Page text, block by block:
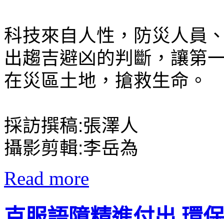
科技來自人性，防災人員
出趨吉避凶的判斷，讓第
在災區土地，搶救生命。
採訪撰稿:張澤人
攝影剪輯:李岳為
Read more